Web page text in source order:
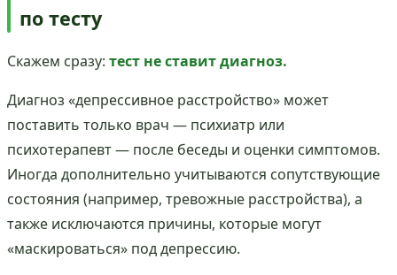
по тесту
Скажем сразу: тест не ставит диагноз.
Диагноз «депрессивное расстройство» может
поставить только врач — психиатр или
психотерапевт — после беседы и оценки симптомов.
Иногда дополнительно учитываются сопутствующие
состояния (например, тревожные расстройства), а
также исключаются причины, которые могут
«маскироваться» под депрессию.